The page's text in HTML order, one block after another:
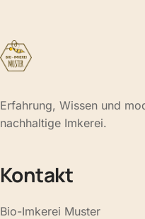
Erfahrung, Wissen und
nachhaltige Imkerei.
Kontakt
Bio-Imkerei Muster